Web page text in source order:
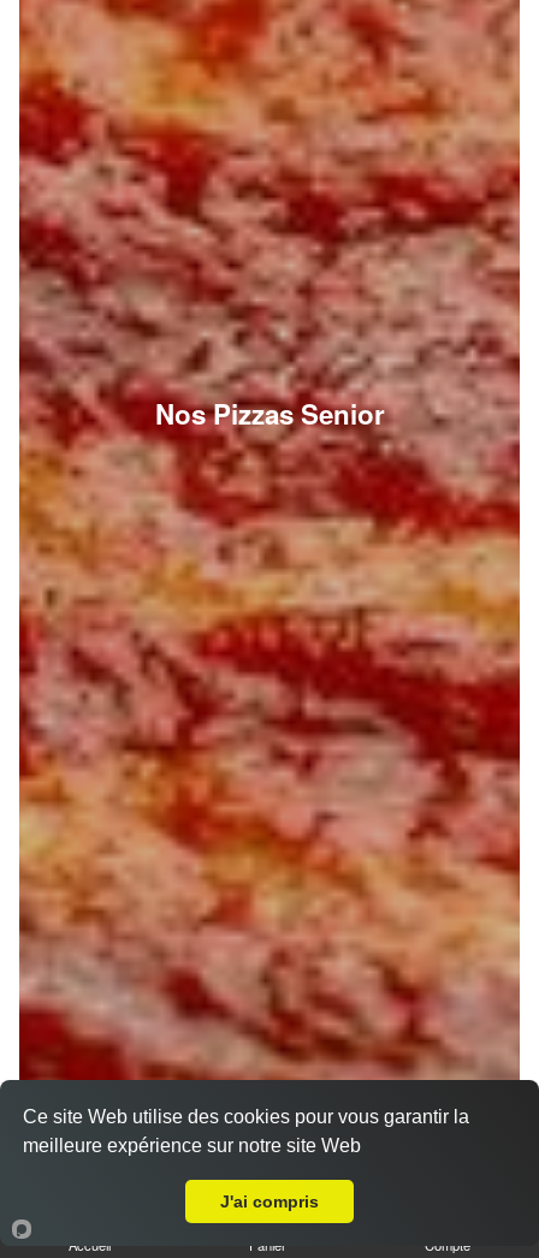
Nos Pizzas Senior
Accueil Panier Compte
Ce site Web utilise des cookies pour vous garantir la
meilleure expérience sur notre site Web
J'ai compris